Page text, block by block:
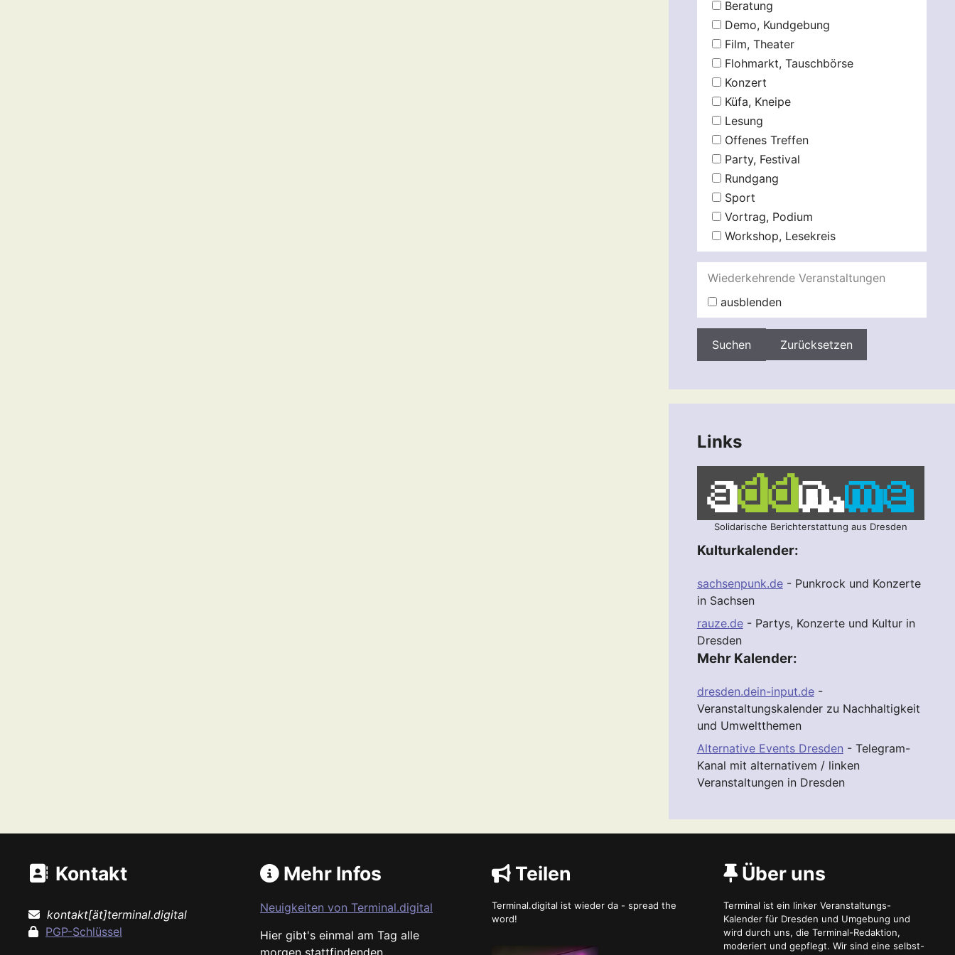
Beratung
Demo, Kundgebung
Film, Theater
Flohmarkt, Tauschbörse
Konzert
Küfa, Kneipe
Lesung
Offenes Treffen
Party, Festival
Rundgang
Sport
Vortrag, Podium
Workshop, Lesekreis
Wiederkehrende Veranstaltungen
ausblenden
Zurücksetzen
Links
Solidarische Berichterstattung aus Dresden
Kulturkalender:
sachsenpunk.de- Punkrock und Konzerte
in Sachsen
rauze.de- Partys, Konzerte und Kultur in
Dresden
Mehr Kalender:
dresden.dein-input.de-
Veranstaltungskalender zu Nachhaltigkeit
und Umweltthemen
Alternative Events Dresden - Telegram-
Kanal mit alternativem / linken
Veranstaltungen in Dresden
Kontakt
kontakt[ät]terminal.digital
PGP-Schlüssel
Mehr Infos
Neuigkeiten von Terminal.digital
Hier gibt's einmal am Tag alle
morgen stattfindenden
Teilen
Terminal.digital ist wieder da - spread the
word!
Über uns
Terminal ist ein linker Veranstaltungs-
Kalender für Dresden und Umgebung und
wird durch uns, die Terminal-Redaktion,
moderiert und gepflegt. Wir sind eine selbst-